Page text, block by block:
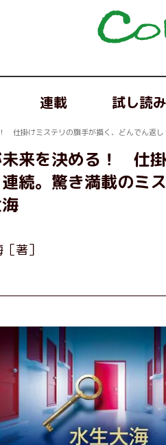
連載 試し読み
仕掛けミステリの旗手が描く、どんでん返
来を決める！ 仕
続。驚き満載の
著］